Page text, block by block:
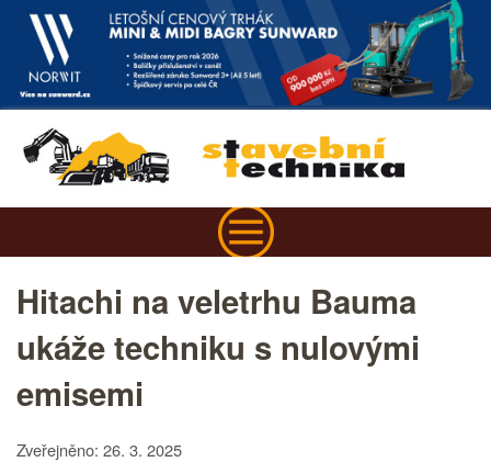
Hitachi na veletrhu Bauma
ukáže techniku s nulovými
emisemi
Zveřejněno: 26. 3. 2025